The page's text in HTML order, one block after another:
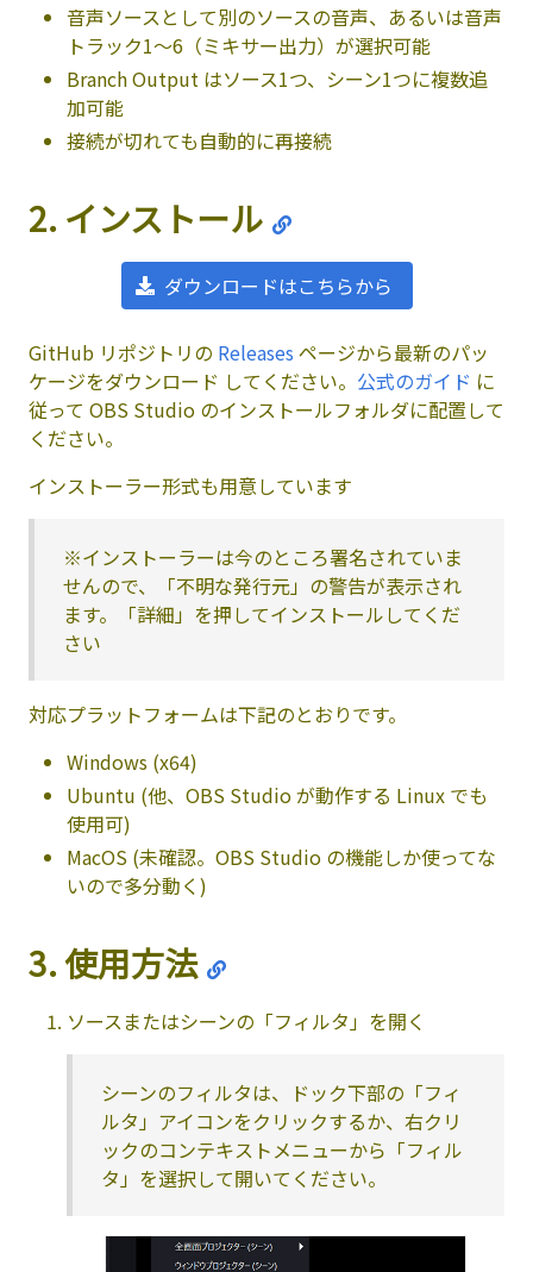
音声ソースとして別のソースの音声、あるいは音声
トラック1～6（ミキサー出力）が選択可能
Branch Output はソース1つ、シーン1つに複数追
加可能
接続が切れても自動的に再接続
2. インストール
ダウンロードはこちらから
GitHub リポジトリの Releases ページから最新のパッ
ケージをダウンロード してください。 公式のガイド に
従って OBS Studio のインストールフォルダに配置して
ください。
インストーラー形式も用意しています
※インストーラーは今のところ署名されていま
せんので、「不明な発行元」の警告が表示され
ます。「詳細」を押してインストールしてくだ
さい
対応プラットフォームは下記のとおりです。
Windows (x64)
Ubuntu (他、OBS Studio が動作する Linux でも
使用可)
MacOS (未確認。OBS Studio の機能しか使ってな
いので多分動く)
3. 使用方法
ソースまたはシーンの「フィルタ」を開く
シーンのフィルタは、ドック下部の「フィ
ルタ」アイコンをクリックするか、右クリ
ックのコンテキストメニューから「フィル
タ」を選択して開いてください。